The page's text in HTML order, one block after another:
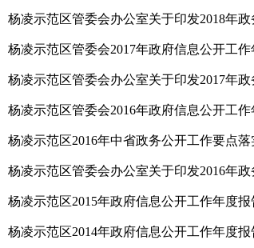
杨凌示范区管委会办公室关于印发2018年政务
杨凌示范区管委会2017年政府信息公开工
杨凌示范区管委会办公室关于印发2017年政务
杨凌示范区管委会2016年政府信息公开工
杨凌示范区2016年中省政务公开工作要点
杨凌示范区管委会办公室关于印发2016年政务
杨凌示范区2015年政府信息公开工作年度报
杨凌示范区2014年政府信息公开工作年度报